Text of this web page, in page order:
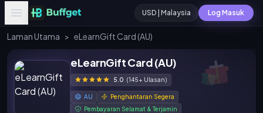
USD | Malaysia Log Masuk
Laman Utama > eLearnGift Card (AU)
eLearnGift Card (AU)
5.0 (145+ Ulasan)
AU
Penghantaran Segera
Pembayaran Selamat & Terjamin